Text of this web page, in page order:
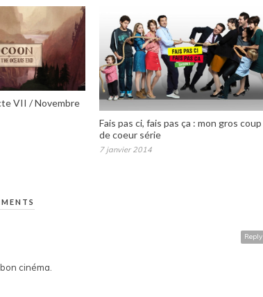
VII / Novembre
Fais pas ci, fais pas ça : mon gros coup
de coeur série
7 janvier 2014
Reply
cinéma.